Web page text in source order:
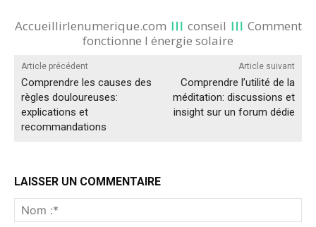
Accueillirlenumerique.com conseil
Comment
fonctionne l énergie solaire
Article précédent
Comprendre les causes des
règles douloureuses:
explications et
recommandations
Article suivant
Comprendre l’utilité de la
méditation: discussions et
insight sur un forum dédie
LAISSER UN COMMENTAIRE
:*